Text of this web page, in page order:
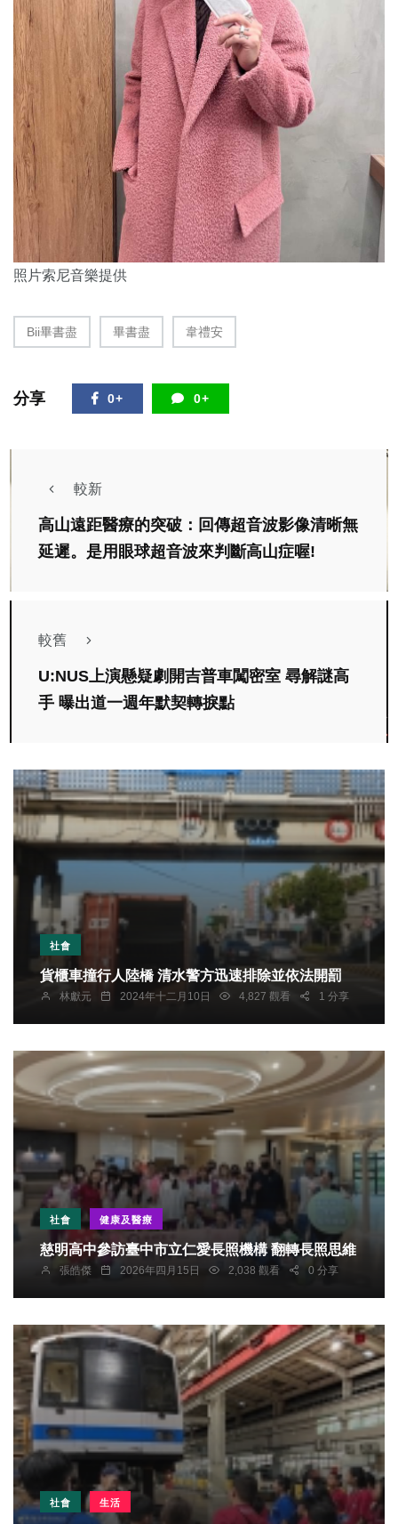
照片索尼音樂提供
Bii畢書盡 畢書盡 韋禮安
分享 0+ 0+
較新
高山遠距醫療的突破：回傳超音波影像清晰無
延遲。是用眼球超音波來判斷高山症喔!
較舊
U:NUS上演懸疑劇開吉普車闖密室 尋解謎高
手 曝出道一週年默契轉捩點
社會
貨櫃車撞行人陸橋 清水警方迅速排除並依法開罰
林獻元 2024年十二月10日 4,827 觀看 1 分享
社會 健康及醫療
慈明高中參訪臺中市立仁愛長照機構 翻轉長照思維
張皓傑 2026年四月15日 2,038 觀看 0 分享
社會 生活